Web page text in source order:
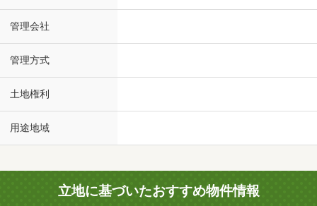
管理会社
管理方式
土地権利
用途地域
立地に基づいたおすすめ物件情報